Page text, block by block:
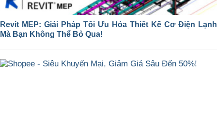
Revit MEP: Giải Pháp Tối Ưu Hóa Thiết Kế Cơ Điện Lạnh
Mà Bạn Không Thể Bỏ Qua!